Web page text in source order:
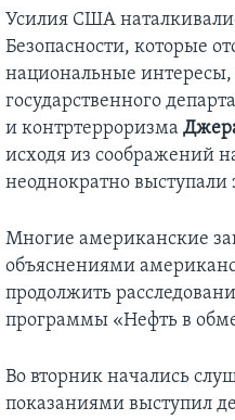
Усилия США
Безопасности, которые
национальные интересы,
государственного
и контртерроризма
исходя из соображений
неоднократно
Многие американские
объяснениями
продолжить
программы «Нефть в
Во вторник начались
показаниями выступил